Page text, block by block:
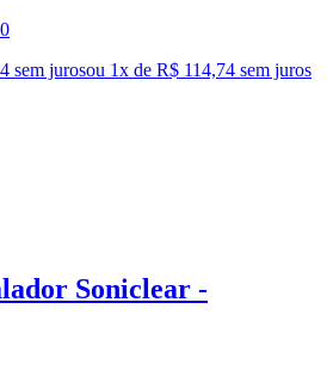
sem jurosou 1x de R$ 114,74 sem juros
Soniclear -